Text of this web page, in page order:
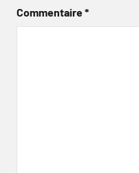
Commentaire*